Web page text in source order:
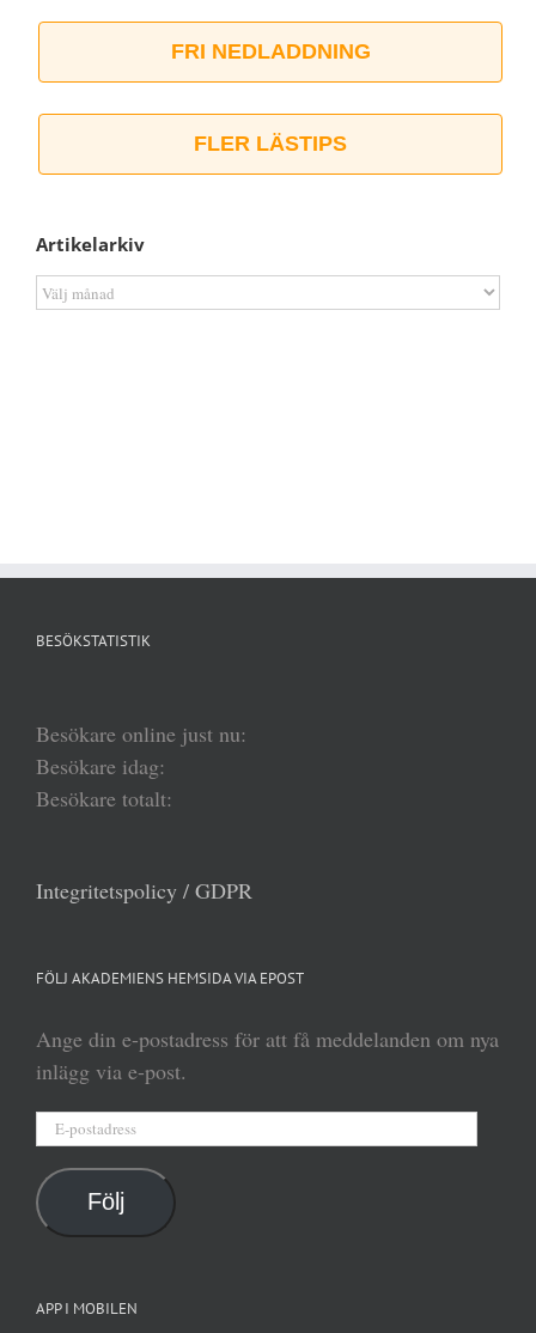
FRI NEDLADDNING
FLER LÄSTIPS
Artikelarkiv
Artikelarkiv
BESÖKSTATISTIK
Besökare online just nu:
Besökare idag:
Besökare totalt:
Integritetspolicy / GDPR
FÖLJ AKADEMIENS HEMSIDA VIA EPOST
Ange din e-postadress för att få meddelanden om nya
inlägg via e-post.
postadress
Följ
APP I MOBILEN